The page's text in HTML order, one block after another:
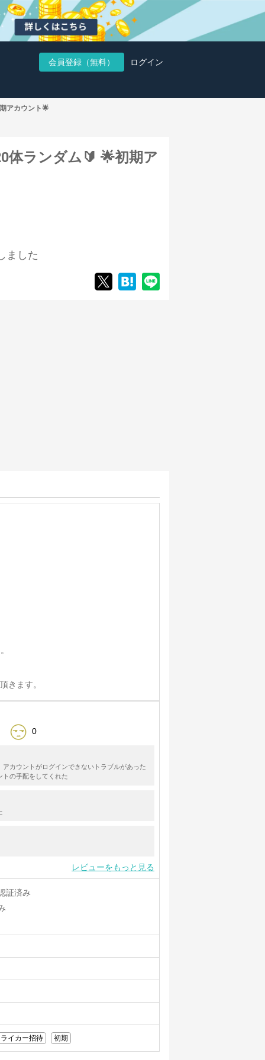
会員登録（無料） ログイン
アカウント🌟
体ランダム🔰 🌟初期ア
ました
きます。
0
アカウントがログインできないトラブルがあった
トの手配をしてくれた
レビューをもっと見る
証済み
イカー招待 初期